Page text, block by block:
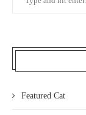
Featured Cat